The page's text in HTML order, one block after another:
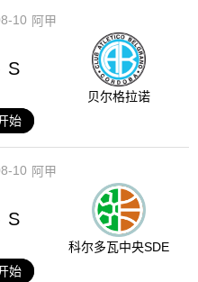
10 阿甲
S
贝尔格拉诺
始
10 阿甲
S
科尔多瓦中央SDE
始